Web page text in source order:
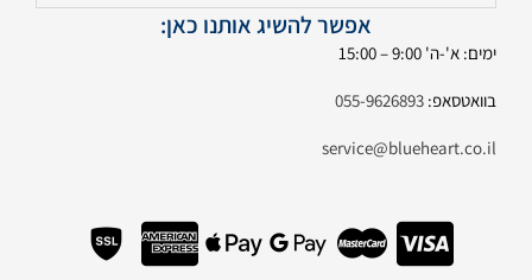
אפשר להשיג אותנו כאן:
ימים: א'-ה' 9:00 – 15:00
בוואטסאפ: 055-9626893
service@blueheart.co.il